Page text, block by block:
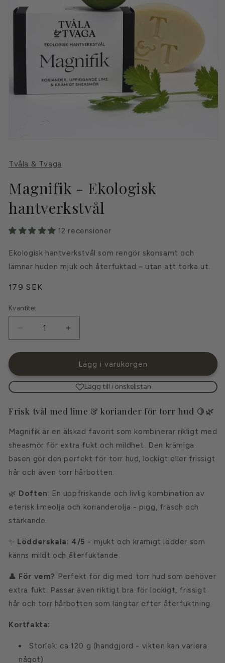
iTvåla & Tvaga
Magnifik - Ekologisk
hantverkstvål
12 recensioner
Ekologisk hantverkstvål som rengör skonsamt och
lämnar huden mjuk och återfuktad – utan att torka ut.
Ordinarie
179 SEK
Kvantitet
Kvantitet
Minska
kvantitet
för
-
Ekologisk
hantverkstvål
Öka
kvantitet
för
Magnifik
-
Ekologisk
hantverkstvål
Lägg i varukorgen
Lägg till i önskelistan
Frisk tvål med lime & koriander för torr hud 🍋🌿
Magnifik är en älskad favorit som kombinerar rikligt med
sheasmör för extra fukt och mildhet. Den krämiga
basen gör den perfekt för torr hud, lockigt eller frissigt
hår och även torr hårbotten.
🌿 Doften: En uppfriskande och livlig kombination av
eterisk limeolja och korianderolja - pigg, fräsch och
stärkande.
✨ Lödderskala: 4/5 - mjukt och krämigt lödder som
känns mildt och återfuktande.
👤 För vem? Perfekt för dig med torr hud som behöver
extra fukt. Passar även riktigt bra för lockigt, frissigt
hår och torr hårbotten som längtar efter återfuktning.
Kortfakta:
Storlek: ca 120 g (handgjord - vikten kan variera
något)